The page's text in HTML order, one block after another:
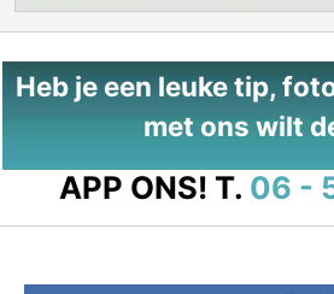
Heb je een leuke tip,
met ons wilt
APP ONS! T. 06 -